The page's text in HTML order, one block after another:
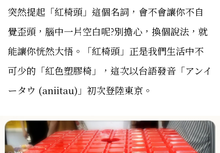
突然提起「紅椅頭」這個名詞，會不會讓你不自
覺歪頭，腦中一片空白呢?別擔心，換個說法，就
能讓你恍然大悟。「紅椅頭」正是我們生活中不
可少的「紅色塑膠椅」，這次以台語發音「アンイ
ータウ (aniitau)」初次登陸東京。